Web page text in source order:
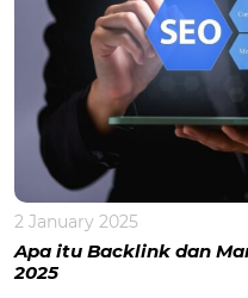
2 January 2025
Apa itu Backlink dan
2025